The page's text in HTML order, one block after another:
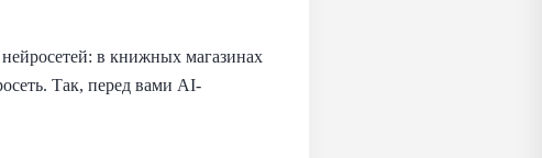
нейросетей: в книжных магазинах
Так, перед вами AI-